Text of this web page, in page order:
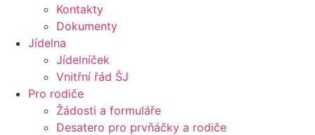
Kontakty
Dokumenty
Jídelna
Jídelníček
Vnitřní řád ŠJ
Pro rodiče
Žádosti a formuláře
Desatero pro prvňáčky a rodiče